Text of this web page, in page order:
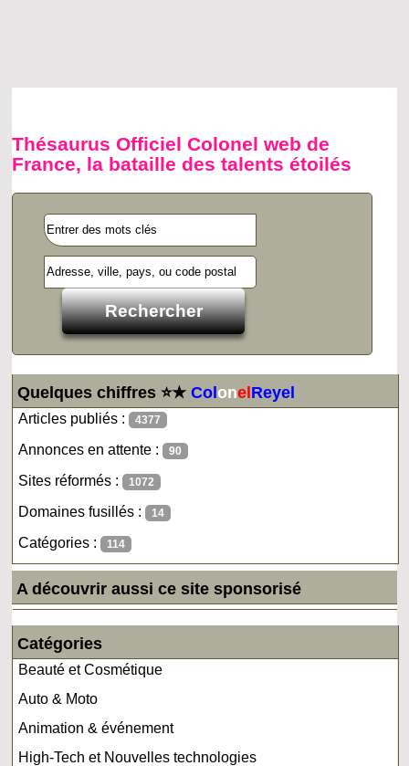
Thésaurus Officiel Colonel web de
France, la bataille des talents étoilés
Quelques chiffres ⭐★ColonelReyel
Articles publiés : 4377
Annonces en attente : 90
Sites réformés : 1072
Domaines fusillés : 14
Catégories : 114
A découvrir aussi ce site sponsorisé
Catégories
Beauté et Cosmétique
Auto & Moto
Animation & événement
High-Tech et Nouvelles technologies